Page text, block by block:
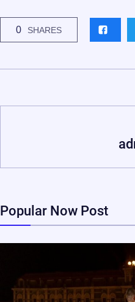
0 SHARES
Popular Now Post